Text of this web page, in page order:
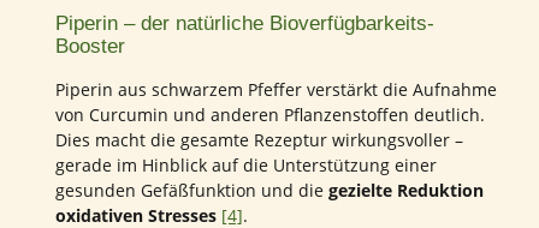
Piperin – der natürliche Bioverfügbarkeits-
Booster
Piperin aus schwarzem Pfeffer verstärkt die Aufnahme
von Curcumin und anderen Pflanzenstoffen deutlich.
Dies macht die gesamte Rezeptur wirkungsvoller –
gerade im Hinblick auf die Unterstützung einer
gesunden Gefäßfunktion und die gezielte Reduktion
oxidativen Stresses [4].